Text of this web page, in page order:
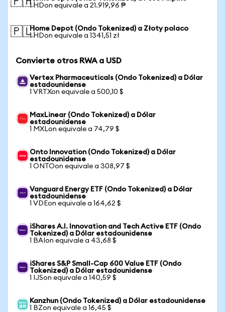
1 HDon equivale a 21.919,96 ₱
🇵🇱Home Depot (Ondo Tokenized) a Złoty polaco
1 HDon equivale a 1341,51 zł
Convierte otros RWA a USD
Vertex Pharmaceuticals (Ondo Tokenized) a Dólar
estadounidense
1 VRTXon equivale a 500,10 $
MaxLinear (Ondo Tokenized) a Dólar
estadounidense
1 MXLon equivale a 74,79 $
Onto Innovation (Ondo Tokenized) a Dólar
estadounidense
1 ONTOon equivale a 308,97 $
Vanguard Energy ETF (Ondo Tokenized) a Dólar
estadounidense
1 VDEon equivale a 164,62 $
iShares A.I. Innovation and Tech Active ETF (Ondo
Tokenized) a Dólar estadounidense
1 BAIon equivale a 43,68 $
iShares S&P Small-Cap 600 Value ETF (Ondo
Tokenized) a Dólar estadounidense
1 IJSon equivale a 140,59 $
Kanzhun (Ondo Tokenized) a Dólar estadounidense
1 BZon equivale a 16,45 $